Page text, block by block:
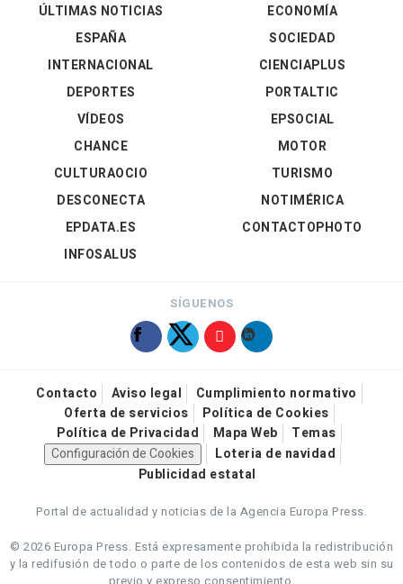
ÚLTIMAS NOTICIAS
ESPAÑA
INTERNACIONAL
DEPORTES
VÍDEOS
ECONOMÍA
SOCIEDAD
CIENCIAPLUS
PORTALTIC
EPSOCIAL
CHANCE
CULTURAOCIO
DESCONECTA
EPDATA.ES
INFOSALUS
MOTOR
TURISMO
NOTIMÉRICA
CONTACTOPHOTO
SÍGUENOS
Contacto Aviso legal
Cumplimiento normativo
Oferta de servicios
Política de Cookies
Política de Privacidad
Mapa Web
Temas
Configuración de Cookies
Loteria de navidad
Publicidad estatal
Portal de actualidad y noticias de la Agencia Europa Press.
© 2026 Europa Press. Está expresamente prohibida la redistribución
y la redifusión de todo o parte de los contenidos de esta web sin su